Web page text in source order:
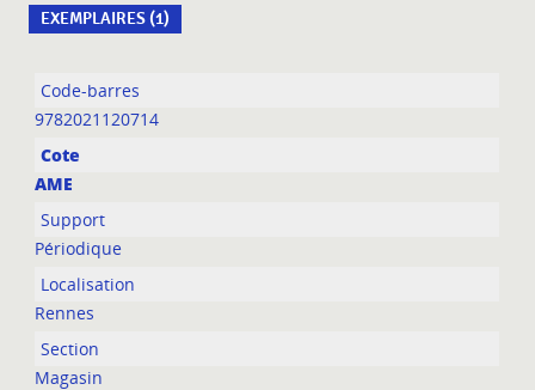
EXEMPLAIRES (1)
Liste des exemplaires
9782021120714
AME
Périodique
Rennes
Magasin